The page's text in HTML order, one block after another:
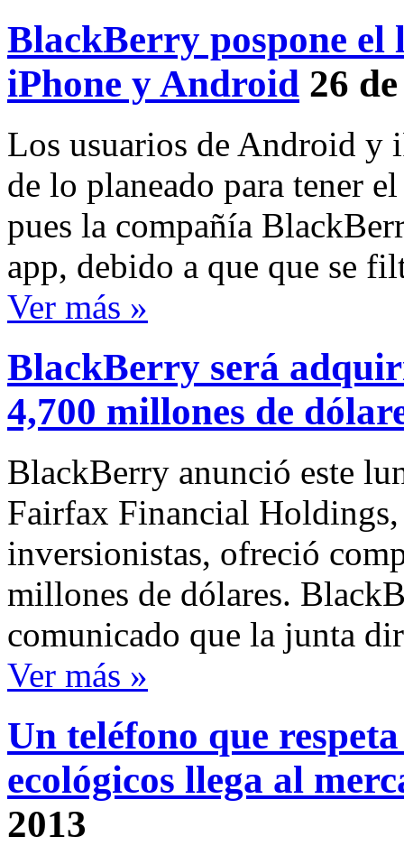
BlackBerry pospone
iPhone y Android 26
Los usuarios de Android y
de lo planeado para tener
pues la compañía
app, debido a que que se
Ver más »
BlackBerry será
4,700 millones de
BlackBerry anunció este
Fairfax Financial
inversionistas, ofreció
millones de dólares.
comunicado que la junta
Ver más »
Un teléfono que
ecológicos llega al
2013